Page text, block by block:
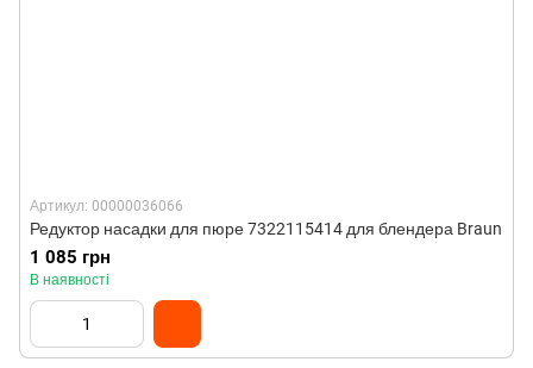
Артикул: 00000036066
Редуктор насадки для пюре 7322115414 для блендера Braun
1 085 грн
В наявності